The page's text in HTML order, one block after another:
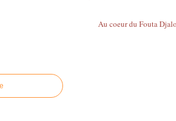
Au coeur du Fouta